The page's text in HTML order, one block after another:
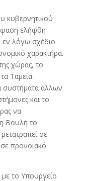
ελήφθη
λόγω σχέδιο
χαρακτήρα.
χώρας, το
Ταμεία.
συστήματα άλλων
και το
να
Βουλή το
σε
προνοιακό
το Υπουργείο